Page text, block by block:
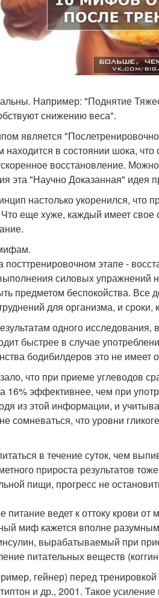
Например: "Поднятие
снижению веса".
является
находится в состоянии шока,
восстановление.
эта "Научно Доказанная" идея
настолько укоренился, что
Что еще хуже, каждый имеет
этапе -
силовых упражнений
предметом беспокойства. Все
для организма, и
одного
быстрее в случае
бодибилдеров это не имеет
что при приеме углеводов
16% эффективнее, чем при
из этой информации, и
сомневаться, что уровни
в течение суток, чем
прироста результатов
пищи, прогресс не
питание ведет к оттоку крови
миф кажется вполне
вырабатываемый при
питательных веществ
гейнер) перед
и др., 2001. Такое